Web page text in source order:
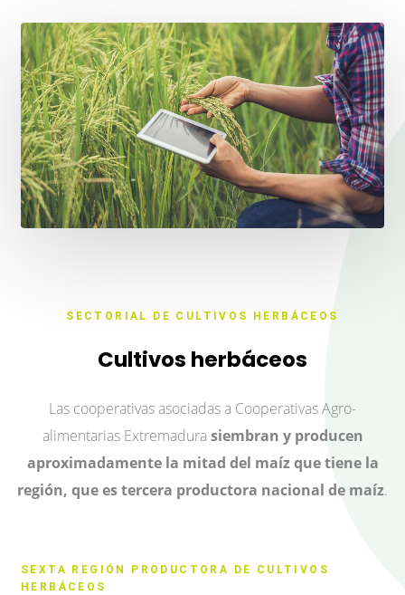
SECTORIAL DE CULTIVOS HERBÁCEOS
Cultivos herbáceos
Las cooperativas asociadas a Cooperativas Agro-
alimentarias Extremadura siembran y producen
aproximadamente la mitad del maíz que tiene la
región, que es tercera productora nacional de maíz.
SEXTA REGIÓN PRODUCTORA DE CULTIVOS
HERBÁCEOS